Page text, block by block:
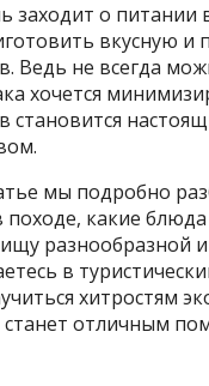
заходит о питании
вкусную и
Ведь не всегда
хочется
становится
мы подробно
походе, какие
разнообразной
в
хитростям
станет отличным